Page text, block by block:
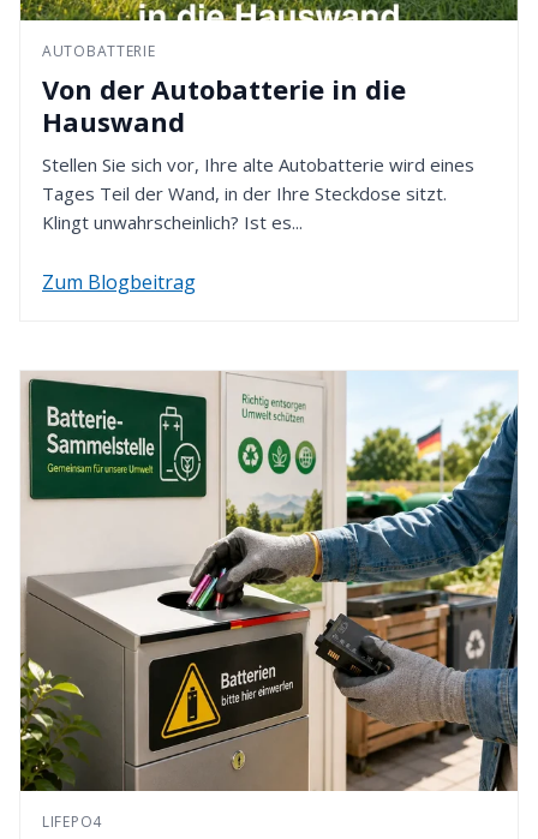
49451 Holdorf - Deutschland
Nach Eingang Ihrer Retoure werden wir den
Kaufpreis innerhalb von 14 Tagen erstatten. Dafür
verwenden wir die von Ihnen zuvor gewählte
Zahlungsart.
Bestellung gewählten Zahlungsmethode erfolgt.
AUTOBATTERIE
Von der Autobatterie in die
Hauswand
Stellen Sie sich vor, Ihre alte Autobatterie wird eines
Tages Teil der Wand, in der Ihre Steckdose sitzt.
Klingt unwahrscheinlich? Ist es...
Zum Blogbeitrag
LIFEPO4